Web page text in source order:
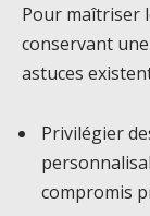
Pour maîtriser
conservant
astuces
Privilégier
compromis